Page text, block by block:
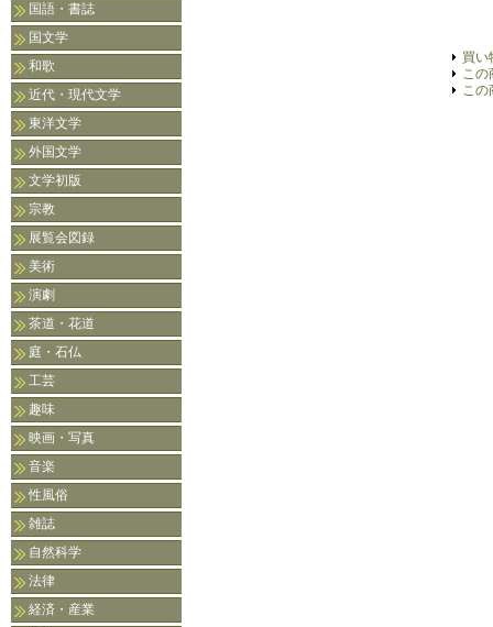
国語・書誌
国文学
和歌
近代・現代文学
東洋文学
外国文学
文学初版
宗教
展覧会図録
美術
演劇
茶道・花道
庭・石仏
工芸
趣味
映画・写真
音楽
性風俗
雑誌
自然科学
法律
経済・産業
買い
この
この